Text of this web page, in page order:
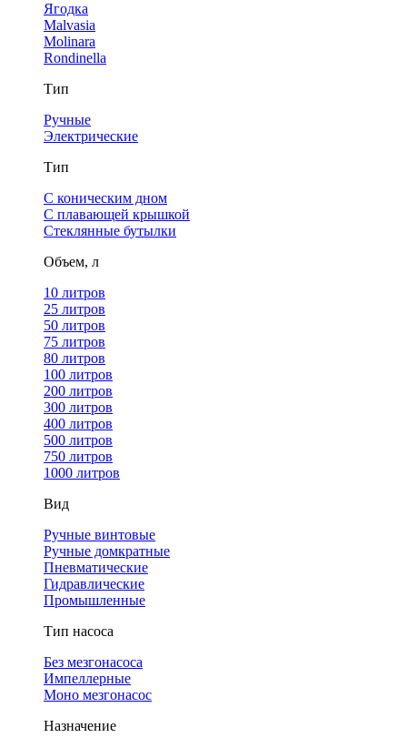
Ягодка
Malvasia
Molinara
Rondinella
Тип
Ручные
Электрические
Тип
С коническим дном
С плавающей крышкой
Стеклянные бутылки
Объем, л
10 литров
25 литров
50 литров
75 литров
80 литров
100 литров
200 литров
300 литров
400 литров
500 литров
750 литров
1000 литров
Вид
Ручные винтовые
Ручные домкратные
Пневматические
Гидравлические
Промышленные
Тип насоса
Без мезгонасоса
Импеллерные
Моно мезгонасос
Назначение